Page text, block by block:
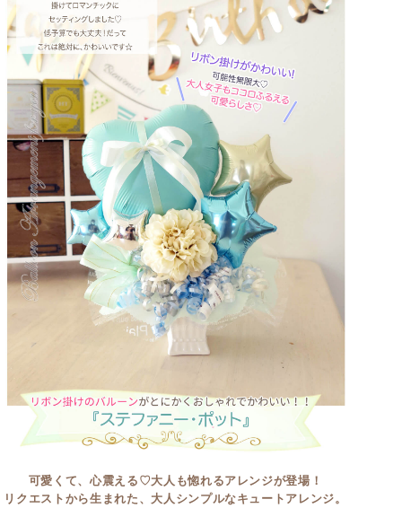
可愛くて、心震える♡大人も惚れるアレンジが登場！
リクエストから生まれた、大人シンプルなキュートアレンジ。